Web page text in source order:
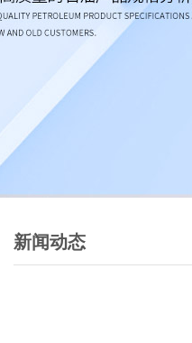
新闻动态